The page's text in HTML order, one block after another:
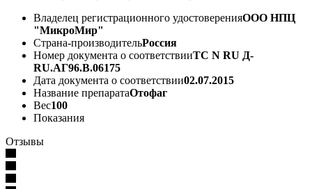
Владелец регистрационного удостоверенияООО НПЦ
"МикроМир"
Страна-производительРоссия
Номер документа о соответствииТС N RU Д-
RU.АГ96.В.06175
Дата документа о соответствии02.07.2015
Название препаратаОтофаг
Вес100
Показания
Отзывы